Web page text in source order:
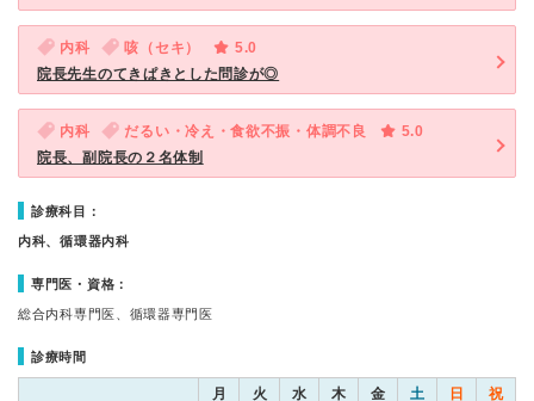
内科 咳（セキ）
5.0
院長先生のてきぱきとした問診が◎
内科 だるい・冷え・食欲不振・体調不良
5.0
院長、副院長の２名体制
診療科目：
内科、循環器内科
専門医・資格：
総合内科専門医、循環器専門医
診療時間
月 火 水 木 金 土 日 祝